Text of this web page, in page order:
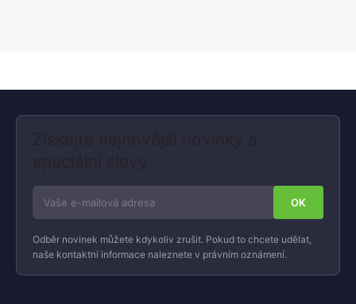
Získejte nejnovější novinky a
speciální slevy
Odběr novinek můžete kdykoliv zrušit. Pokud to chcete udělat,
naše kontaktní informace naleznete v právním oznámení.